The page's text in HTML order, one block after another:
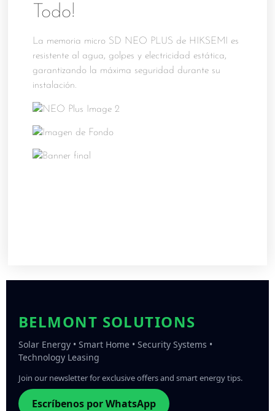
Todo!
La memoria micro SD NEO PLUS de HIKSEMI es
resistente al agua, golpes y electricidad estática,
garantizando la máxima seguridad durante su
instalación.
BELMONT SOLUTIONS
Solar Energy • Smart Home • Security Systems •
Technology Leasing
Join our newsletter for exclusive offers and smart energy tips.
Escríbenos por WhatsApp